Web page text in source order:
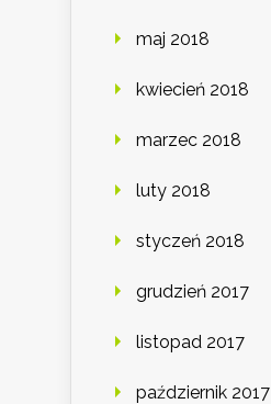
maj 2018
kwiecień 2018
marzec 2018
luty 2018
styczeń 2018
grudzień 2017
listopad 2017
październik 2017